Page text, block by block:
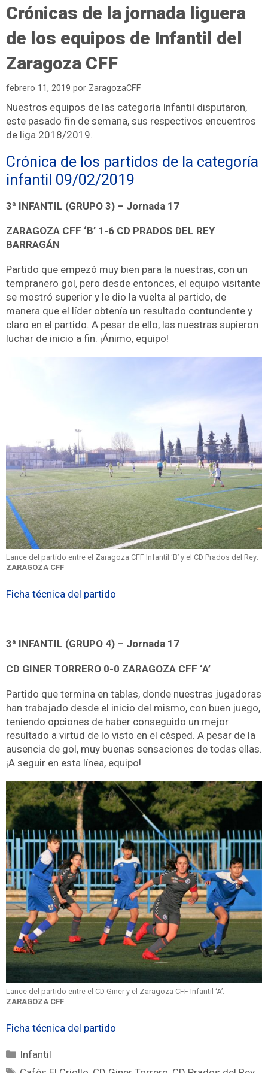
Crónicas de la jornada liguera
de los equipos de Infantil del
Zaragoza CFF
febrero 11, 2019 por ZaragozaCFF
Nuestros equipos de las categoría Infantil disputaron,
este pasado fin de semana, sus respectivos encuentros
de liga 2018/2019.
Crónica de los partidos de la categoría
infantil 09/02/2019
3ª INFANTIL (GRUPO 3) – Jornada 17
ZARAGOZA CFF ‘B’ 1-6 CD PRADOS DEL REY
BARRAGÁN
Partido que empezó muy bien para la nuestras, con un
tempranero gol, pero desde entonces, el equipo visitante
se mostró superior y le dio la vuelta al partido, de
manera que el líder obtenía un resultado contundente y
claro en el partido. A pesar de ello, las nuestras supieron
luchar de inicio a fin. ¡Ánimo, equipo!
Lance del partido entre el Zaragoza CFF Infantil ‘B’ y el CD Prados del Rey.
ZARAGOZA CFF
Ficha técnica del partido
3ª INFANTIL (GRUPO 4) – Jornada 17
CD GINER TORRERO 0-0 ZARAGOZA CFF ‘A’
Partido que termina en tablas, donde nuestras jugadoras
han trabajado desde el inicio del mismo, con buen juego,
teniendo opciones de haber conseguido un mejor
resultado a virtud de lo visto en el césped. A pesar de la
ausencia de gol, muy buenas sensaciones de todas ellas.
¡A seguir en esta línea, equipo!
Lance del partido entre el CD Giner y el Zaragoza CFF Infantil ‘A’.
ZARAGOZA CFF
Ficha técnica del partido
Infantil